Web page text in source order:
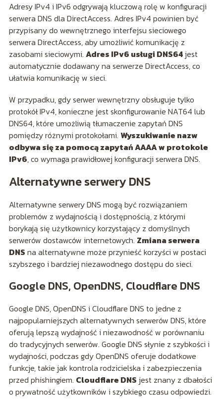
Adresy IPv4 i IPv6 odgrywają kluczową rolę w konfiguracji
serwera DNS dla DirectAccess. Adres IPv4 powinien być
przypisany do wewnętrznego interfejsu sieciowego
serwera DirectAccess, aby umożliwić komunikację z
zasobami sieciowymi. Adres IPv6 usługi DNS64jest
automatycznie dodawany na serwerze DirectAccess, co
ułatwia komunikację w sieci.
W przypadku, gdy serwer wewnętrzny obsługuje tylko
protokół IPv4, konieczne jest skonfigurowanie NAT64 lub
DNS64, które umożliwią tłumaczenie zapytań DNS
pomiędzy różnymi protokołami. Wyszukiwanie nazw
odbywa się za pomocą zapytań AAAA w protokole
IPv6, co wymaga prawidłowej konfiguracji serwera DNS.
Alternatywne serwery DNS
Alternatywne serwery DNS mogą być rozwiązaniem
problemów z wydajnością i dostępnością, z którymi
borykają się użytkownicy korzystający z domyślnych
serwerów dostawców internetowych. Zmiana serwera
DNS na alternatywne może przynieść korzyści w postaci
szybszego i bardziej niezawodnego dostępu do sieci.
Google DNS, OpenDNS, Cloudflare DNS
Google DNS, OpenDNS i Cloudflare DNS to jedne z
najpopularniejszych alternatywnych serwerów DNS, które
oferują lepszą wydajność i niezawodność w porównaniu
do tradycyjnych serwerów. Google DNS słynie z szybkości i
wydajności, podczas gdy OpenDNS oferuje dodatkowe
funkcje, takie jak kontrola rodzicielska i zabezpieczenia
przed phishingiem. Cloudflare DNS jest znany z dbałości
o prywatność użytkowników i szybkiego czasu odpowiedzi.